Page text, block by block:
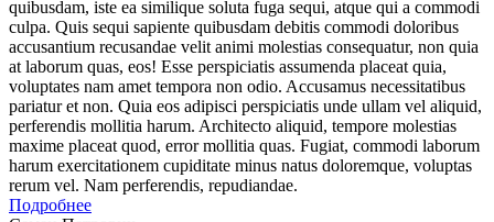
quibusdam, iste ea similique soluta fuga sequi, atque qui a commodi
culpa. Quis sequi sapiente quibusdam debitis commodi doloribus
accusantium recusandae velit animi molestias consequatur, non quia
at laborum quas, eos! Esse perspiciatis assumenda placeat quia,
voluptates nam amet tempora non odio. Accusamus necessitatibus
pariatur et non. Quia eos adipisci perspiciatis unde ullam vel aliquid,
perferendis mollitia harum. Architecto aliquid, tempore molestias
maxime placeat quod, error mollitia quas. Fugiat, commodi laborum
harum exercitationem cupiditate minus natus doloremque, voluptas
rerum vel. Nam perferendis, repudiandae.
Подробнее